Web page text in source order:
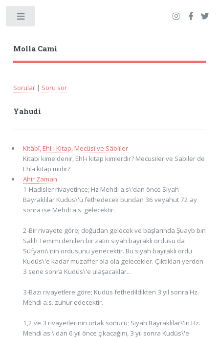
Molla Cami
Sorular| Soru sor
Yahudi
Kitâbî, Ehl-i Kitap, Mecûsî ve Sâbiîler
Kitabi kime denir, Ehl-i kitap kimlerdir? Mecusiler ve Sabiler de
Ehl-i kitap mıdır?
Ahir Zaman
1-Hadisler rivayetince; Hz Mehdi a.s\'dan önce Siyah
Bayraklılar Kudüs\'ü fethedecek bundan 36 veyahut 72 ay
sonra ise Mehdi a.s. gelecektir.
2-Bir rivayete göre; doğudan gelecek ve başlarında Şuayb bin
Salih Temimi denilen bir zatın siyah bayraklı ordusu da
Süfyani\'nin ordusunu yenecektir. Bu siyah bayraklı ordu
Kudüs\'e kadar muzaffer ola ola gelecekler. Çıktıkları yerden
3 sene sonra Kudüs\'e ulaşacaklar...
3-Bazı rivayetlere göre; Kudüs fethedildikten 3 yıl sonra Hz.
Mehdi a.s. zuhur edecektir.
1,2 ve 3 rivayetlerinin ortak sonucu; Siyah Bayraklılar\'ın Hz.
Mehdi as.\'dan 6 yıl önce çıkacağını, 3 yıl sonra Kudüs\'e